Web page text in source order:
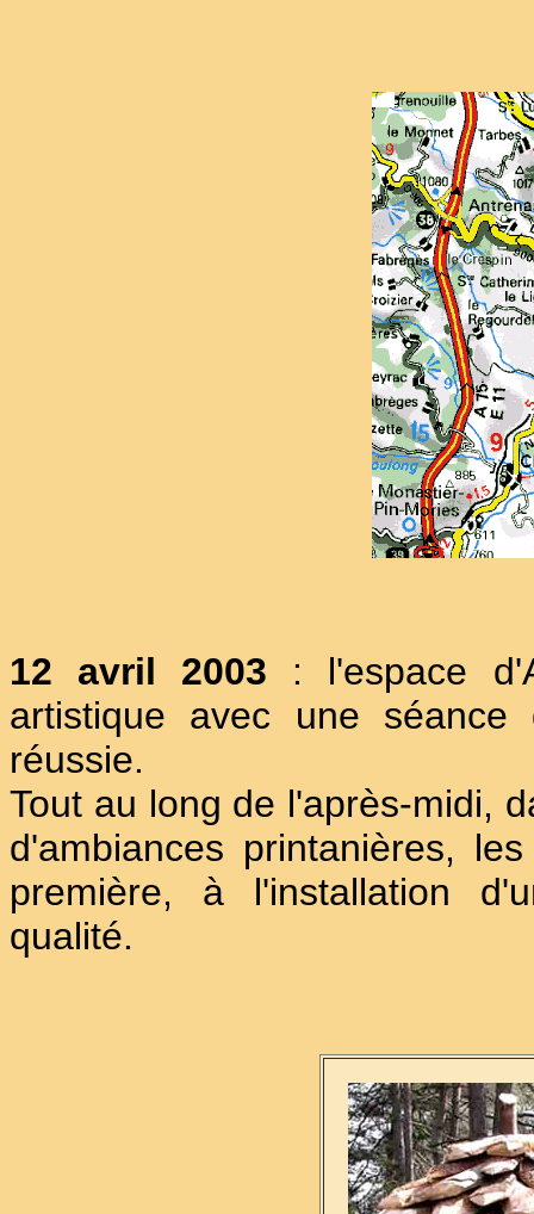
12 avril 2003 : l'espace
artistique avec une séance
réussie.
Tout au long de l'après-midi,
d'ambiances printanières,
première, à l'installation
qualité.